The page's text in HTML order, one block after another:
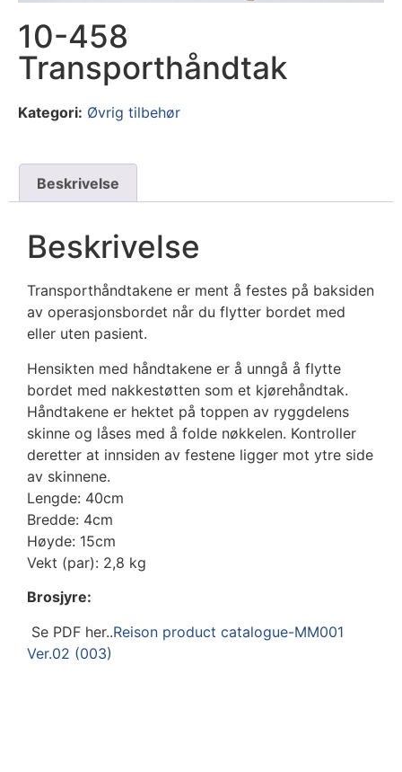
10-458
Transporthåndtak
Kategori: Øvrig tilbehør
Beskrivelse
Beskrivelse
Transporthåndtakene er ment å festes på baksiden
av operasjonsbordet når du flytter bordet med
eller uten pasient.
Hensikten med håndtakene er å unngå å flytte
bordet med nakkestøtten som et kjørehåndtak.
Håndtakene er hektet på toppen av ryggdelens
skinne og låses med å folde nøkkelen. Kontroller
deretter at innsiden av festene ligger mot ytre side
av skinnene.
Lengde: 40cm
Bredde: 4cm
Høyde: 15cm
Vekt (par): 2,8 kg
Brosjyre:
Se PDF her..Reison product catalogue-MM001
Ver.02 (003)